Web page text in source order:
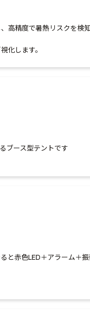
高精度で暑熱リスクを検
化します。
ブース型テントです
と赤色LED＋アラーム＋